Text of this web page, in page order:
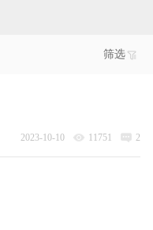
筛选
2023-10-10 11751 2